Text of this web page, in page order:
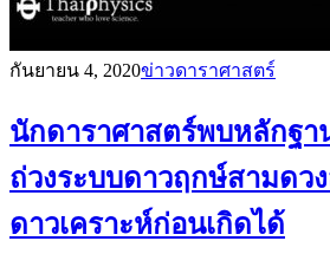
กันยายน 4, 2020ข่าวดาราศาสตร์
นักดาราศาสตร์พบหลักฐา
ถ่วงระบบดาวฤกษ์สามดว
ดาวเคราะห์ก่อนเกิดได้